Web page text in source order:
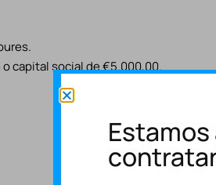
o capital social de €5.000,00.
Estamos